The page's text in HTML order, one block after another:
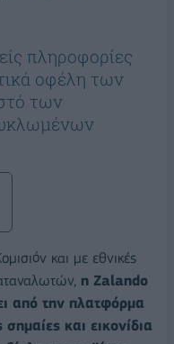
πληροφορίες
οφέλη των
των
και με εθνικές
η Zalando
από την πλατφόρμα
και εικονίδια